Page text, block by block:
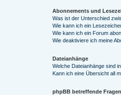
Abonnements und
Was ist der Unterschied
Wie kann ich ein
Wie kann ich ein Forum
Wie deaktiviere ich meine
Dateianhänge
Welche Dateianhänge sind
Kann ich eine Übersicht all
phpBB betreffende Fragen